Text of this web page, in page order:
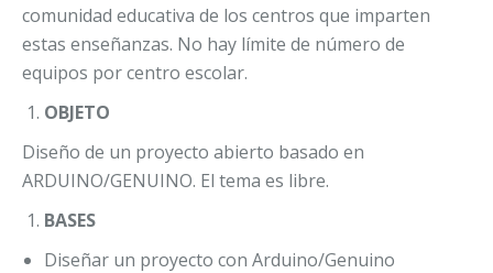
comunidad educativa de los centros que imparten
estas enseñanzas. No hay límite de número de
equipos por centro escolar.
OBJETO
Diseño de un proyecto abierto basado en
ARDUINO/GENUINO. El tema es libre.
BASES
Diseñar un proyecto con Arduino/Genuino